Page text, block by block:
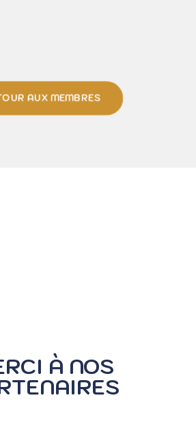
AUX MEMBRES
À NOS